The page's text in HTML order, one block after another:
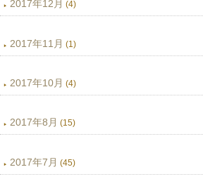
2017年12月 (4)
2017年11月 (1)
2017年10月 (4)
2017年8月 (15)
2017年7月 (45)